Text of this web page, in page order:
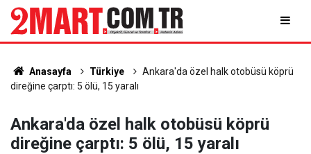
Anasayfa Türkiye
Ankara'da özel halk otobüsü köprü
direğine çarptı: 5 ölü, 15 yaralı
Ankara'da özel halk otobüsü köprü
direğine çarptı: 5 ölü, 15 yaralı